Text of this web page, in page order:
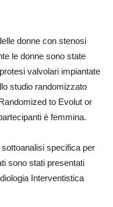
donne con stenosi
le donne sono state
valvolari impiantate
studio randomizzato
to Evolut or
è femmina.
specifica per
sono stati presentati
Interventistica